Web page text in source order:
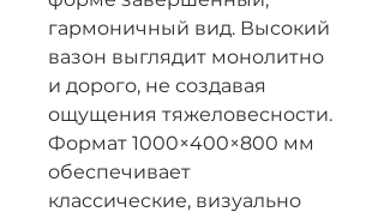
гармоничный вид. Высокий
вазон выглядит монолитно
и дорого, не создавая
ощущения тяжеловесности.
Формат 1000×400×800 мм
обеспечивает
классические, визуально